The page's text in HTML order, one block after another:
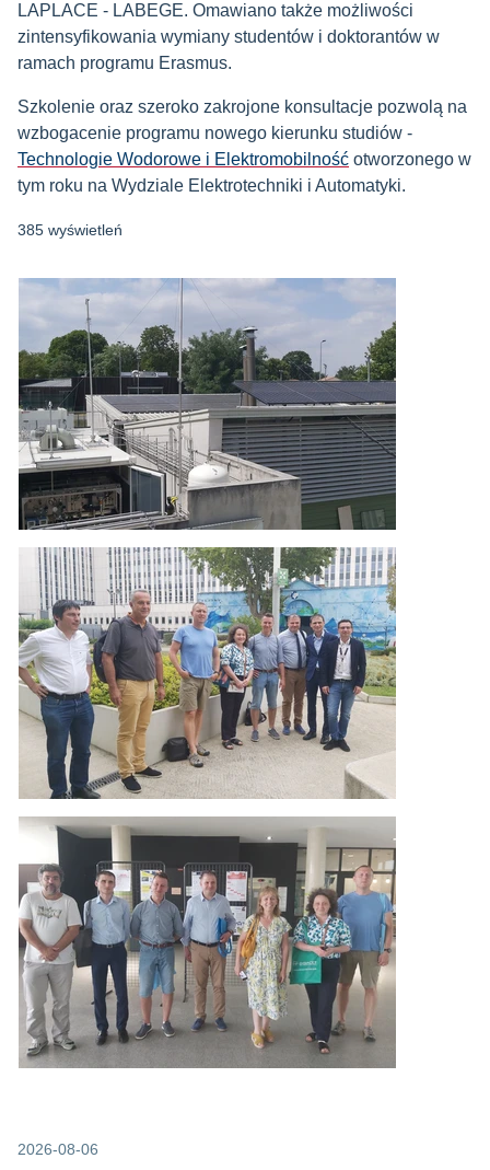
LAPLACE - LABEGE. Omawiano także możliwości
zintensyfikowania wymiany studentów i doktorantów w
ramach programu Erasmus.
Szkolenie oraz szeroko zakrojone konsultacje pozwolą na
wzbogacenie programu nowego kierunku studiów -
Technologie Wodorowe i Elektromobilność otworzonego w
tym roku na Wydziale Elektrotechniki i Automatyki.
385 wyświetleń
2026-08-06